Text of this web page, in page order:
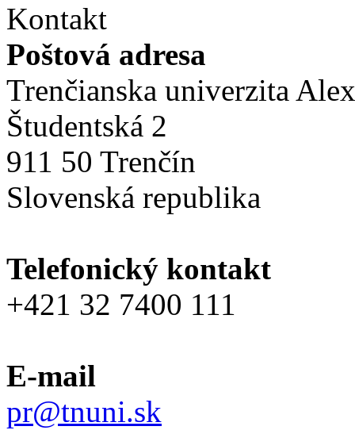
Kontakt
Poštová adresa
Trenčianska univerzita
Študentská 2
911 50 Trenčín
Slovenská republika
Telefonický kontakt
+421 32 7400 111
E-mail
pr@tnuni.sk